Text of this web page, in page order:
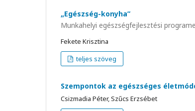
„Egészség-konyha”
Munkahelyi egészségfejlesztési
Fekete Krisztina
teljes szöveg
Szempontok az egészséges
Csizmadia Péter, Szűcs Erzsébet